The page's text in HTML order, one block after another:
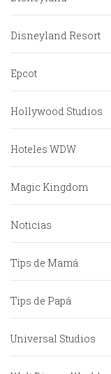
Disneyland Resort
Epcot
Hollywood Studios
Hoteles WDW
Magic Kingdom
Noticias
Tips de Mamá
Tips de Papá
Universal Studios